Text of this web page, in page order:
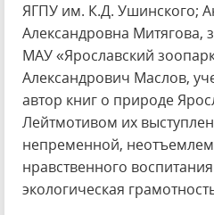
ЯГПУ им. К.Д. Ушинского;
Александровна Митягова,
МАУ «Ярославский
Александрович Маслов,
автор книг о природе
Лейтмотивом их
непременной,
нравственного
экологическая